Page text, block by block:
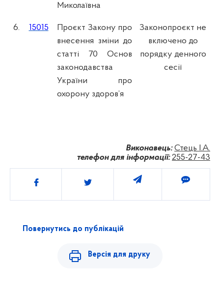
Миколаївна
6. 15015
Проєкт Закону про
внесення зміни до
статті 70 Основ
законодавства
України про
охорону здоров’я
Законопроєкт не
включено до
порядку денного
сесії
Виконавець:Стець І.А.
телефон для інформації:255-27-43
Поділитись
Повернутись до публікацій
Версія для друку